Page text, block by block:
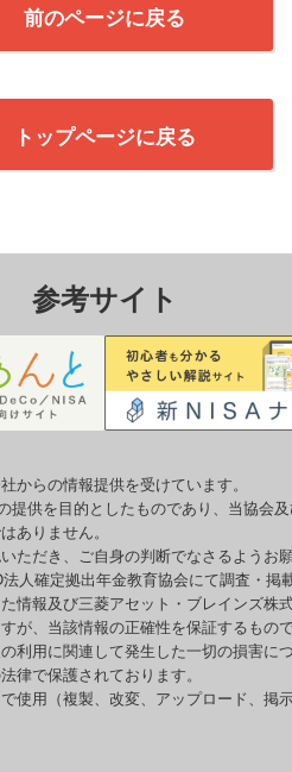
前のページに戻る
トップページに戻る
参考サイト
からの情報提供を受けています。
提供を目的としたものであり、当協会
ありません。
ただき、ご自身の判断でなさるようお願
人確定拠出年金教育協会にて調査・掲
情報及び三菱アセット・ブレインズ
、当該情報の正確性を保証するもので
用に関連して発生した一切の損害に
律で保護されております。
使用（複製、改変、アップロード、掲